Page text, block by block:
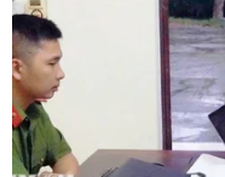
chủ trì Lễ đón Thủ
chính thức Việt
lai ASEAN lần thứ
Chiều 8/6, tại trụ